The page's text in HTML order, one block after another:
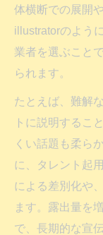
体横断での展開
illustratorのよう
業者を選ぶこと
られます。
たとえば、難解
トに説明するこ
くい話題も柔ら
に、タレント起
による差別化や
ます。露出量を
で、長期的な宣